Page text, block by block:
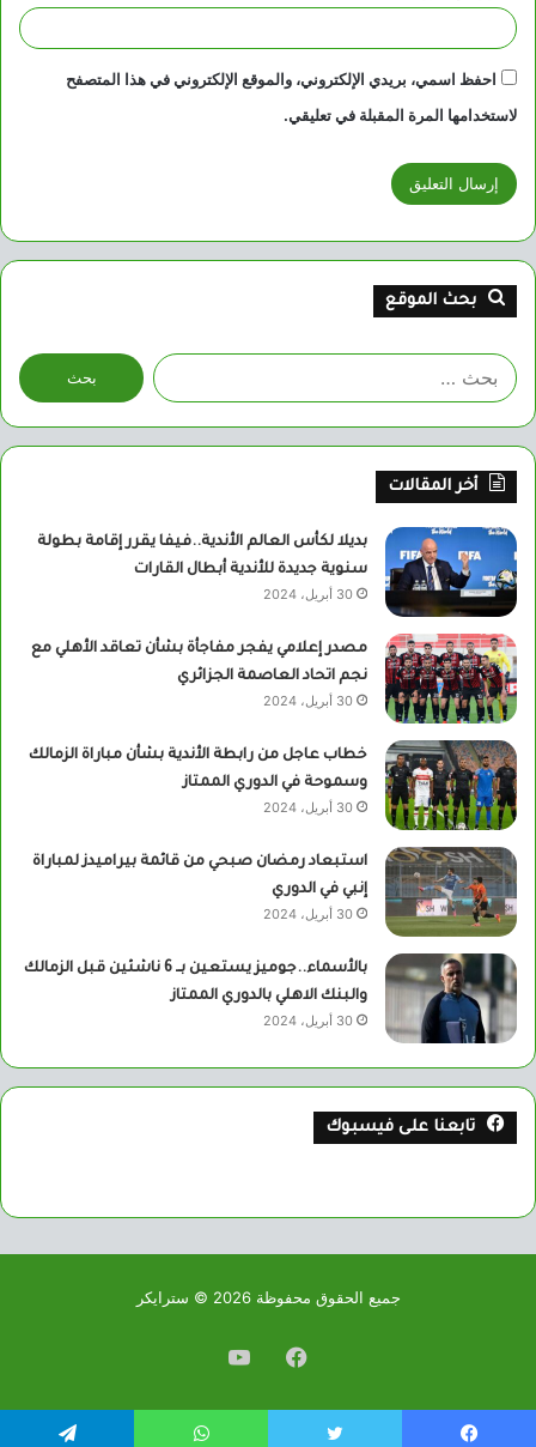
احفظ اسمي، بريدي الإلكتروني، والموقع الإلكتروني في هذا المتصفح
لاستخدامها المرة المقبلة في تعليقي.
بحث الموقع
البحث
عن:
أخر المقالات
بديلا لكأس العالم الأندية..فيفا يقرر إقامة بطولة
سنوية جديدة للأندية أبطال القارات
30 أبريل، 2024
مصدر إعلامي يفجر مفاجأة بشأن تعاقد الأهلي مع
نجم اتحاد العاصمة الجزائري
30 أبريل، 2024
خطاب عاجل من رابطة الأندية بشأن مباراة الزمالك
وسموحة في الدوري الممتاز
30 أبريل، 2024
استبعاد رمضان صبحي من قائمة بيراميدز لمباراة
إنبي في الدوري
30 أبريل، 2024
بالأسماء..جوميز يستعين بــ 6 ناشئين قبل الزمالك
والبنك الاهلي بالدوري الممتاز
30 أبريل، 2024
تابعنا على فيسبوك
جميع الحقوق محفوظة 2026 © سترايكر
فيسبوكيوتيوب